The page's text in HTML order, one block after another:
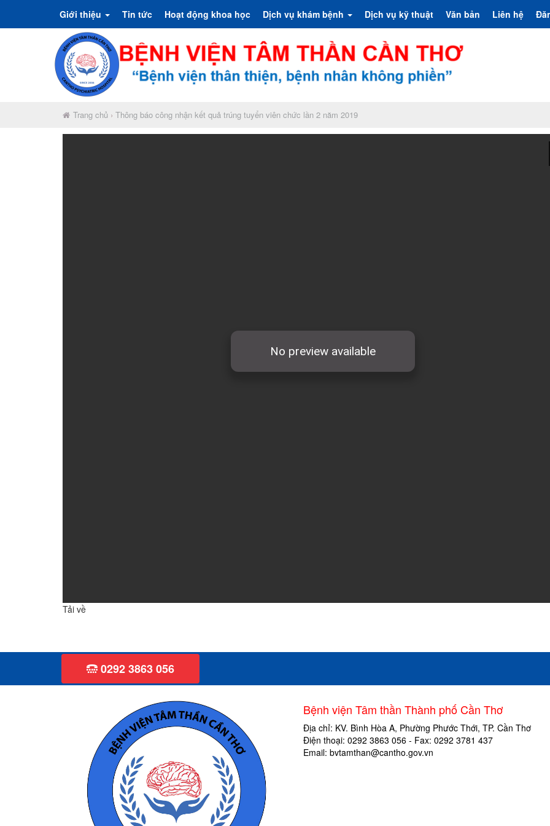
Giới thiệu Tin tức Hoạt động khoa học Dịch vụ khám bệnh Dịch vụ kỹ thuật Văn bản Liên hệ
Trang chủ › Thông báo công nhận kết quả trúng tuyển viên chức lần 2 năm 2019
Tải về
0292 3863 056
Bệnh viện Tâm thần Thành phố Cần Thơ
Địa chỉ: KV. Bình Hòa A, Phường Phước Thới, TP. Cần Thơ
Điện thoại: 0292 3863 056 - Fax: 0292 3781 437
Email: bvtamthan@cantho.gov.vn